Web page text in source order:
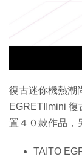
復古迷你機熱潮
EGRETIImini 復
置４０款作品，
TAITO